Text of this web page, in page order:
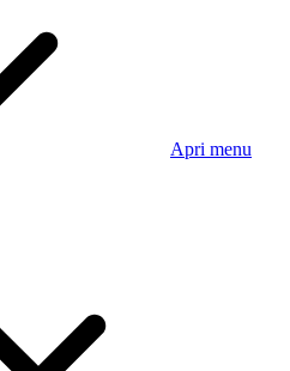
Apri menu